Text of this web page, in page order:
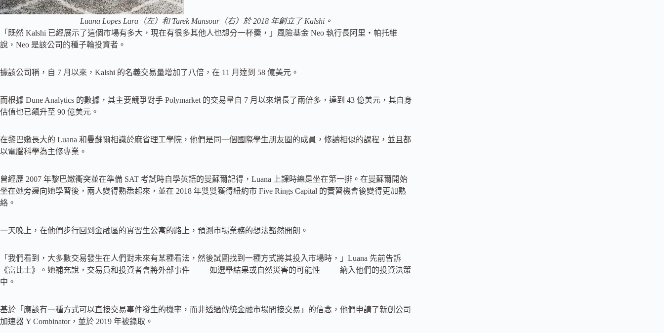
Luana Lopes Lara（左）和 Tarek Mansour（右）於 2018 年創立了 Kalshi。
「既然 Kalshi 已經展示了這個市場有多大，現在有很多其他人也想分一杯羹，」風險基金 Neo 執行長阿里・帕托維
說，Neo 是該公司的種子輪投資者。
據該公司稱，自 7 月以來，Kalshi 的名義交易量增加了八倍，在 11 月達到 58 億美元。
而根據 Dune Analytics 的數據，其主要競爭對手 Polymarket 的交易量自 7 月以來增長了兩倍多，達到 43 億美元，其自身
估值也已飆升至 90 億美元。
在黎巴嫩長大的 Luana 和曼蘇爾相識於麻省理工學院，他們是同一個國際學生朋友圈的成員，修讀相似的課程，並且都
以電腦科學為主修專業。
曾經歷 2007 年黎巴嫩衝突並在準備 SAT 考試時自學英語的曼蘇爾記得，Luana 上課時總是坐在第一排。在曼蘇爾開始
坐在她旁邊向她學習後，兩人變得熟悉起來，並在 2018 年雙雙獲得紐約市 Five Rings Capital 的實習機會後變得更加熟
絡。
一天晚上，在他們步行回到金融區的實習生公寓的路上，預測市場業務的想法豁然開朗。
「我們看到，大多數交易發生在人們對未來有某種看法，然後試圖找到一種方式將其投入市場時，」Luana 先前告訴
《富比士》。她補充說，交易員和投資者會將外部事件 —— 如選舉結果或自然災害的可能性 —— 納入他們的投資決策
中。
基於「應該有一種方式可以直接交易事件發生的機率，而非透過傳統金融市場間接交易」的信念，他們申請了新創公司
加速器 Y Combinator，並於 2019 年被錄取。